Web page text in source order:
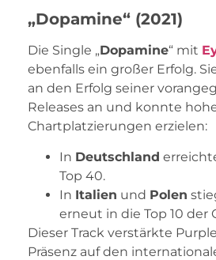
„Dopamine“ (2021)
Die Single „Dopamine“ mit
ebenfalls ein großer Erfolg.
an den Erfolg seiner
Releases an und konnte
Chartplatzierungen erzielen:
In Deutschland
Top 40.
In Italien und Polen
erneut in die Top 10 der
Dieser Track verstärkte
Präsenz auf den